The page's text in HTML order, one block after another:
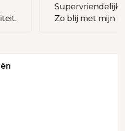
Zo blij met mijn